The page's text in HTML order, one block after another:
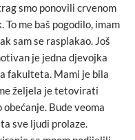
smo ponovili crvenom
me baš pogodilo, imam
sam se rasplakao. Još
je jedna djevojka
fakulteta. Mami je bila
željela je tetovirati
Bude veoma
sve ljudi prolaze.